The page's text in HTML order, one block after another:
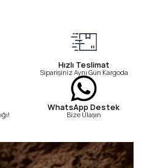
Hızlı Teslimat
Siparişiniz Aynı Gün Kargoda
WhatsApp Destek
Bize Ulaşın